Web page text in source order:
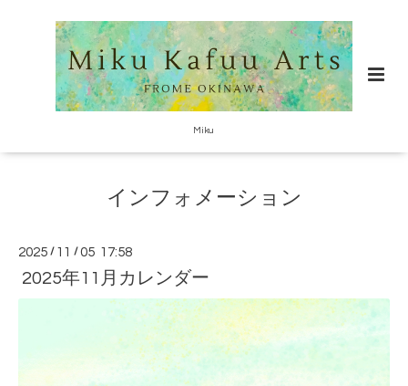
Miku
インフォメーション
2025 / 11 /05 17:58
2025年11月カレンダー